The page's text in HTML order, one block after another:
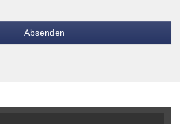
Absenden